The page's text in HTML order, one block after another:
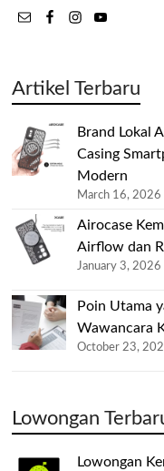
Artikel Terbaru
Brand Lokal
Casing
Modern
March 16, 2026
Airocase
Airflow dan
January 3, 2026
Poin Utama
Wawancara
October 23,
Lowongan
Lowongan